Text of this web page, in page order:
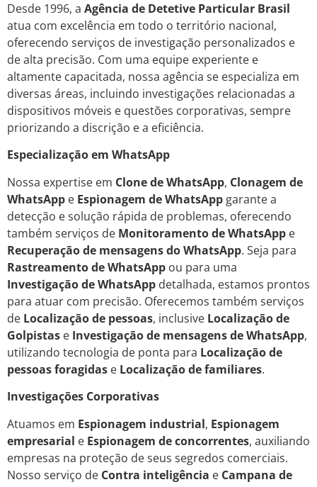
Desde 1996, a Agência de Detetive Particular Brasil
atua com excelência em todo o território nacional,
oferecendo serviços de investigação personalizados e
de alta precisão. Com uma equipe experiente e
altamente capacitada, nossa agência se especializa em
diversas áreas, incluindo investigações relacionadas a
dispositivos móveis e questões corporativas, sempre
priorizando a discrição e a eficiência.
Especialização em WhatsApp
Nossa expertise em Clone de WhatsApp, Clonagem de
WhatsApp e Espionagem de WhatsApp garante a
detecção e solução rápida de problemas, oferecendo
também serviços de Monitoramento de WhatsApp e
Recuperação de mensagens do WhatsApp. Seja para
Rastreamento de WhatsApp ou para uma
Investigação de WhatsApp detalhada, estamos prontos
para atuar com precisão. Oferecemos também serviços
de Localização de pessoas, inclusive Localização de
Golpistas e Investigação de mensagens de WhatsApp,
utilizando tecnologia de ponta para Localização de
pessoas foragidas e Localização de familiares.
Investigações Corporativas
Atuamos em Espionagem industrial, Espionagem
empresarial e Espionagem de concorrentes, auxiliando
empresas na proteção de seus segredos comerciais.
Nosso serviço de Contra inteligência e Campana de